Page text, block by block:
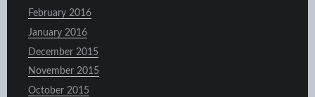
February 2016
January 2016
December 2015
November 2015
October 2015